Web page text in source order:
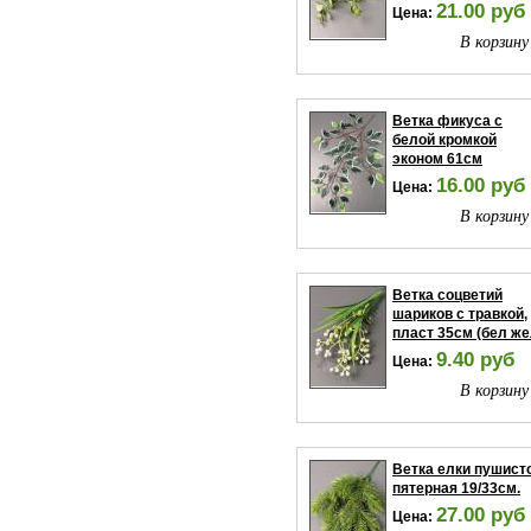
Цена: 21.00 руб
В
Ветка фикуса с
белой кромкой
эконом 61см
Цена: 16.00 руб
В
Ветка соцветий
шариков с травкой,
пласт 35см (бел
Цена: 9.40 руб
В
Ветка елки
пятерная 19/33см.
Цена: 27.00 руб